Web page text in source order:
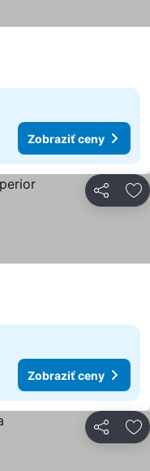
Zobraziť ceny
Zdieľať
Zobraziť ceny
Zdieľať